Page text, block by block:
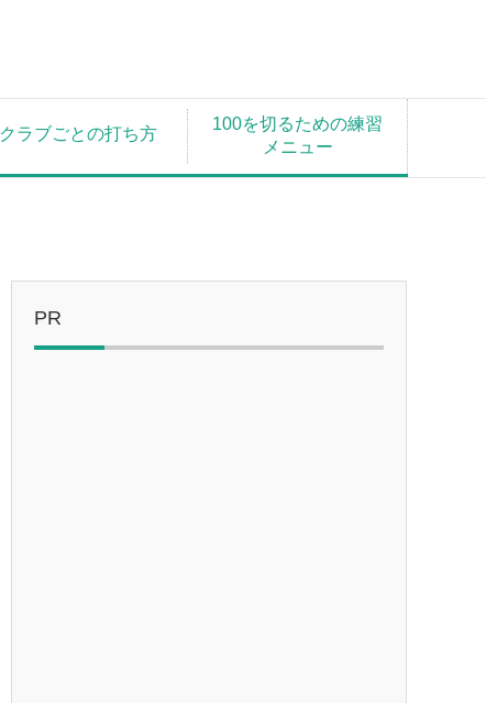
クラブごとの打ち方
100を切るための練習
メニュー
PR